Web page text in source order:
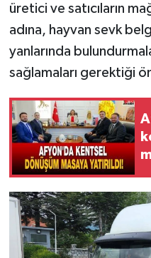
üretici ve satıcıların
adına, hayvan sevk
yanlarında
sağlamaları gerektiği